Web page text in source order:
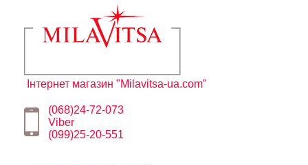
Інтернет магазин "Milavitsa-ua.com"
(068)24-72-073
Viber
(099)25-20-551